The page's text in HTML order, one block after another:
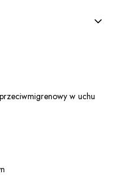
w uchu